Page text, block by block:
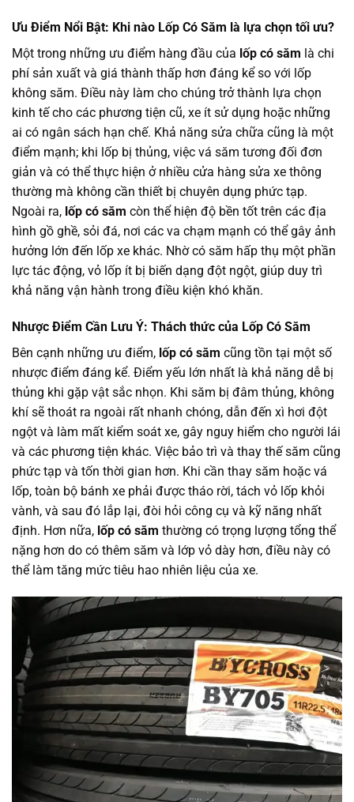
Ưu Điểm Nổi Bật: Khi nào Lốp Có Săm là lựa chọn tối ưu?
Một trong những ưu điểm hàng đầu của lốp có săm là chi
phí sản xuất và giá thành thấp hơn đáng kể so với lốp
không săm. Điều này làm cho chúng trở thành lựa chọn
kinh tế cho các phương tiện cũ, xe ít sử dụng hoặc những
ai có ngân sách hạn chế. Khả năng sửa chữa cũng là một
điểm mạnh; khi lốp bị thủng, việc vá săm tương đối đơn
giản và có thể thực hiện ở nhiều cửa hàng sửa xe thông
thường mà không cần thiết bị chuyên dụng phức tạp.
Ngoài ra, lốp có săm còn thể hiện độ bền tốt trên các địa
hình gồ ghề, sỏi đá, nơi các va chạm mạnh có thể gây ảnh
hưởng lớn đến lốp xe khác. Nhờ có săm hấp thụ một phần
lực tác động, vỏ lốp ít bị biến dạng đột ngột, giúp duy trì
khả năng vận hành trong điều kiện khó khăn.
Nhược Điểm Cần Lưu Ý: Thách thức của Lốp Có Săm
Bên cạnh những ưu điểm, lốp có săm cũng tồn tại một số
nhược điểm đáng kể. Điểm yếu lớn nhất là khả năng dễ bị
thủng khi gặp vật sắc nhọn. Khi săm bị đâm thủng, không
khí sẽ thoát ra ngoài rất nhanh chóng, dẫn đến xì hơi đột
ngột và làm mất kiểm soát xe, gây nguy hiểm cho người lái
và các phương tiện khác. Việc bảo trì và thay thế săm cũng
phức tạp và tốn thời gian hơn. Khi cần thay săm hoặc vá
lốp, toàn bộ bánh xe phải được tháo rời, tách vỏ lốp khỏi
vành, và sau đó lắp lại, đòi hỏi công cụ và kỹ năng nhất
định. Hơn nữa, lốp có săm thường có trọng lượng tổng thể
nặng hơn do có thêm săm và lớp vỏ dày hơn, điều này có
thể làm tăng mức tiêu hao nhiên liệu của xe.